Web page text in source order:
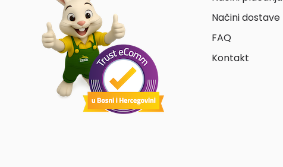
Načini dostave
FAQ
Kontakt